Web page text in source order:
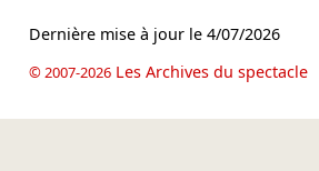
Dernière mise à jour le 4/07/2026
© 2007-2026Les Archives du spectacle